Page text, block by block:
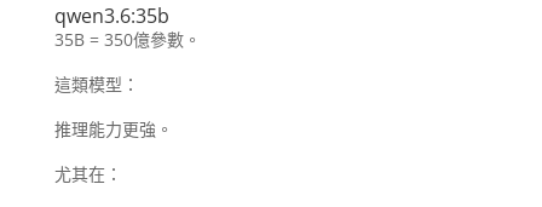
qwen3.6:35b
35B = 350億參數。
這類模型：
推理能力更強。
尤其在：